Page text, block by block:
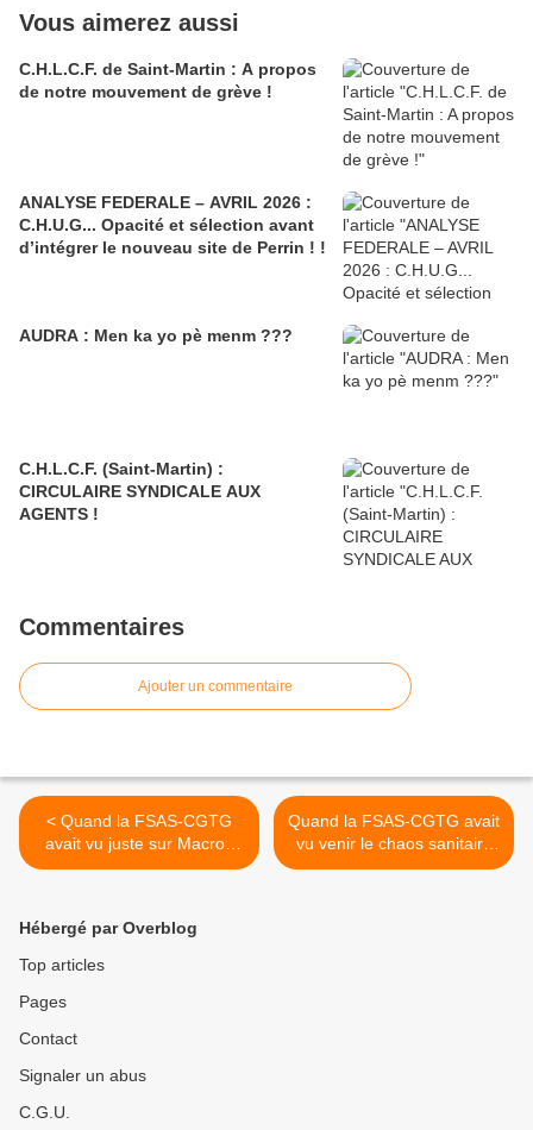
Vous aimerez aussi
C.H.L.C.F. de Saint-Martin : A propos
de notre mouvement de grève !
ANALYSE FEDERALE – AVRIL 2026 :
C.H.U.G... Opacité et sélection avant
d’intégrer le nouveau site de Perrin ! !
AUDRA : Men ka yo pè menm ???
C.H.L.C.F. (Saint-Martin) :
CIRCULAIRE SYNDICALE AUX
AGENTS !
Commentaires
Ajouter un commentaire
< Quand la FSAS-CGTG
avait vu juste sur Macron
dès 2017 !
Quand la FSAS-CGTG avait
vu venir le chaos sanitaire
avec l'obligation sanitaire !
Hébergé par Overblog
Top articles
Pages
Contact
Signaler un abus
C.G.U.